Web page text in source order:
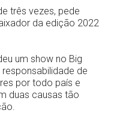
três vezes, pede
da edição 2022
um show no Big
de
por todo país e
duas causas tão